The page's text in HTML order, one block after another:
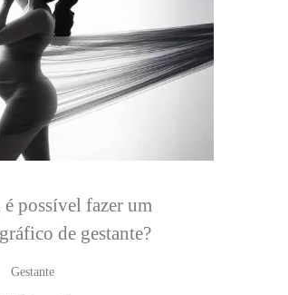
possível fazer um
de gestante?
Gestante